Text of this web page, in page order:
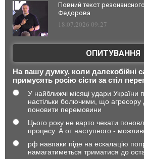
Повний текст
Федорова
18.07.2026 09:27
ОПИТУВАННЯ
На вашу думку, коли далекобійні
примусять росію сісти за стіл
У найближчі місяці удари України
настільки болючими, що агресору
поновити перемовини
Цього року не варто чекати
процесу. А от наступного -
рф навпаки піде на ескалацію
намагатиметься триматися до